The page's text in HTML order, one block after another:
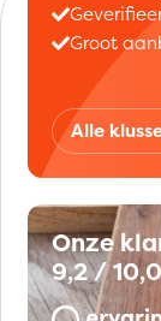
Groot
Alle
Onze
9,2 /